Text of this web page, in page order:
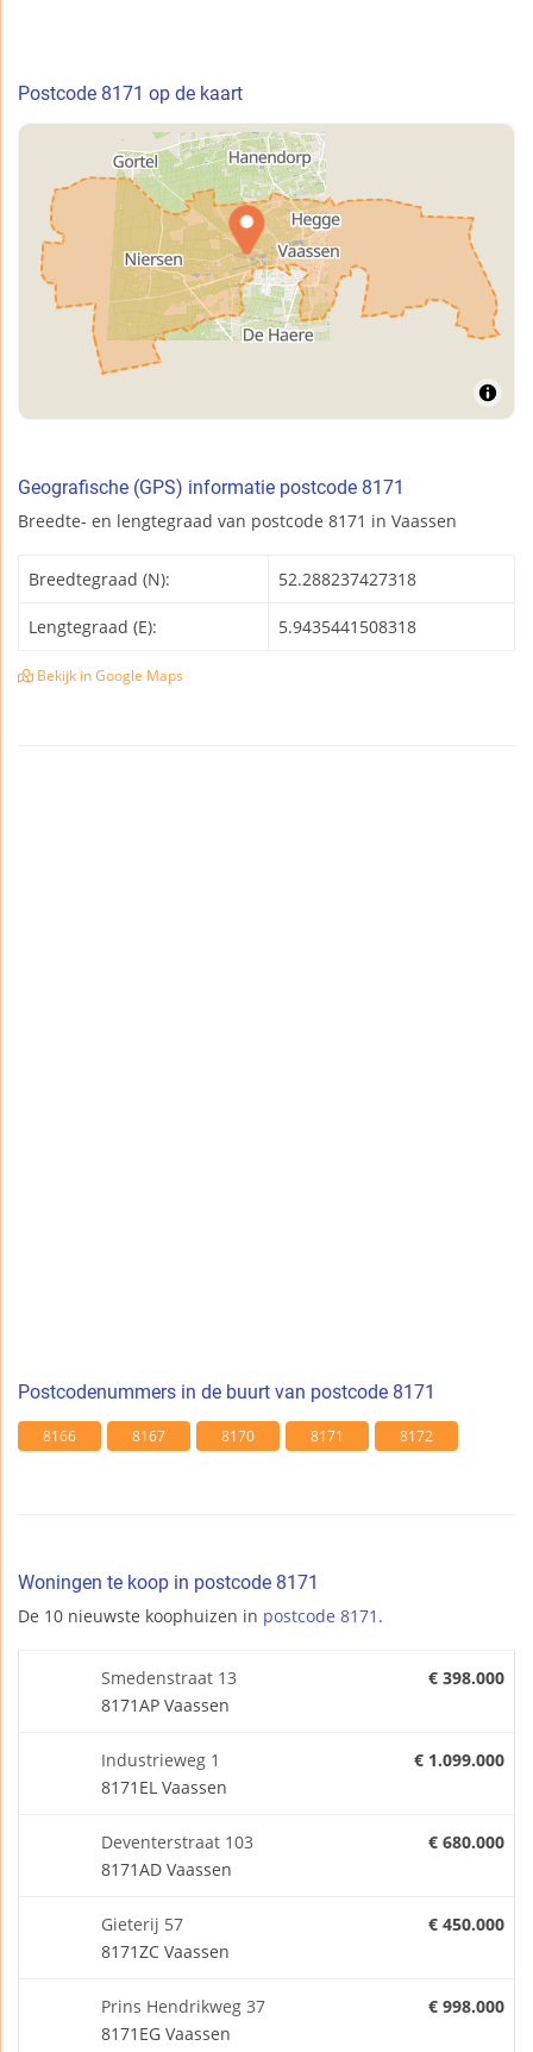
Postcode 8171 op de kaart
Geografische (GPS) informatie postcode 8171
Breedte- en lengtegraad van postcode 8171 in Vaassen
Breedtegraad (N): 52.288237427318
Lengtegraad (E): 5.9435441508318
Bekijk in Google Maps
Postcodenummers in de buurt van postcode 8171
8166 8167 8170 8171 8172
Woningen te koop in postcode 8171
De 10 nieuwste koophuizen in postcode 8171 .
Smedenstraat 13
8171AP Vaassen
€ 398.000
Industrieweg 1
8171EL Vaassen
€ 1.099.000
Deventerstraat 103
8171AD Vaassen
€ 680.000
Gieterij 57
8171ZC Vaassen
€ 450.000
Prins Hendrikweg 37
8171EG Vaassen
€ 998.000